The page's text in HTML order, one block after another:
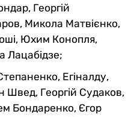
Георгій
Микола Матвієнко,
Юхим Конопля,
Лацабідзе;
Егіналду,
Швед, Георгій Судаков,
Бондаренко, Єгор